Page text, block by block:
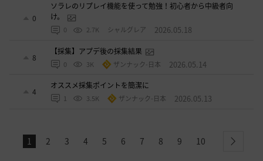
0
ソラレのリプレイ機能を使って勉強！初心者から中級者向
け。
0 2.7K シャルグレア 2026.05.18
8
【採集】アプデ後の採集結果
0 3K ザンナック-日本 2026.05.14
4
オススメ採集ポイントを簡潔に
1 3.5K ザンナック-日本 2026.05.13
1 2 3 4 5 6 7 8 9 10 next